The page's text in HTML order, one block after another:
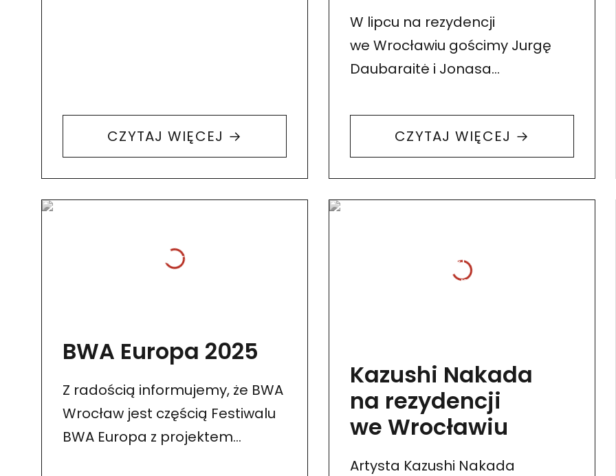
CZYTAJ WIĘCEJ →
W lipcu na rezydencji
we Wrocławiu gościmy Jurgę
Daubaraitė i Jonasa
Neringa Forest Architecture.
W jej ramach poznają oni
Wrocławskie Pola Irygacyjne.
CZYTAJ WIĘCEJ →
BWA Europa 2025
Z radością informujemy, że BWA
Wrocław jest częścią Festiwalu
BWA Europa z projektem
Kazushi Nakada
na rezydencji
we Wrocławiu
Artysta Kazushi Nakada